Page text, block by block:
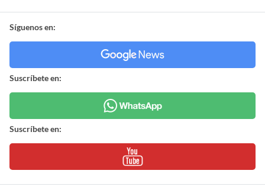
Síguenos en:
Suscríbete en:
Suscríbete en: